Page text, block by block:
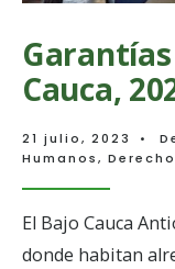
Cauca,
21 julio, 2023 •
Humanos,
El Bajo Cauca
donde habitan